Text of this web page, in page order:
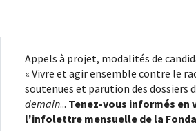
Appels à projet, modalités de
« Vivre et agir ensemble contre le
soutenues et parution des dossiers
demain... Tenez-vous informés en
l'infolettre mensuelle de la